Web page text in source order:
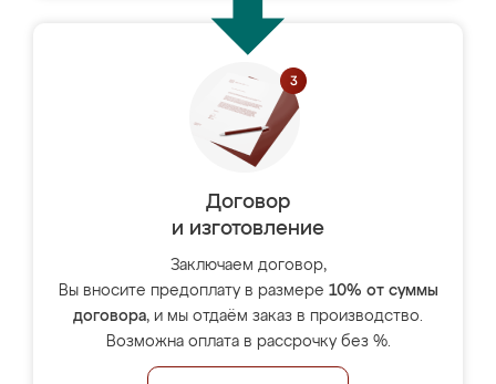
Договор
и изготовление
Заключаем договор,
Вы вносите предоплату в размере 10% от суммы
договора, и мы отдаём заказ в производство.
Возможна оплата в рассрочку без %.